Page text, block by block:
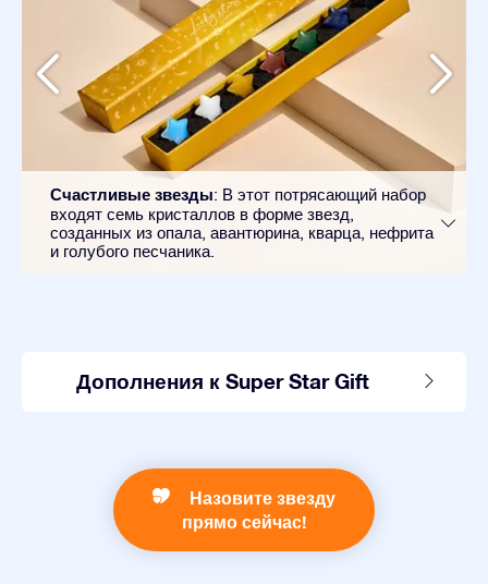
Счастливые звезды: В этот потрясающий набор
входят семь кристаллов в форме звезд,
созданных из опала, авантюрина, кварца, нефрита
и голубого песчаника.
Дополнения к Super Star Gift
Назовите звезду
прямо сейчас!